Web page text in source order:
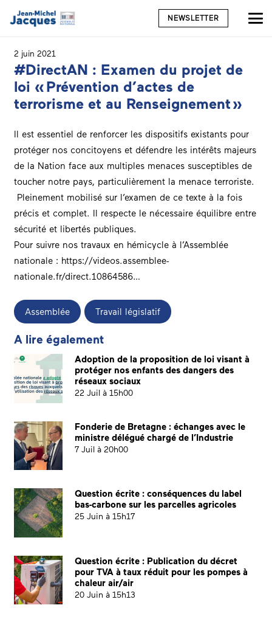
NEWSLETTER
2 juin 2021
#DirectAN : Examen du projet de
loi « Prévention d’actes de
terrorisme et au Renseignement »
Il est essentiel de renforcer les dispositifs existants pour
protéger nos concitoyens et défendre les intérêts majeurs
de la Nation face aux multiples menaces susceptibles de
toucher notre pays, particulièrement la menace terroriste.
Pleinement mobilisé sur l’examen de ce texte à la fois
précis et complet. Il respecte le nécessaire équilibre entre
sécurité et libertés publiques.
Pour suivre nos travaux en hémicycle à l’Assemblée
nationale: https://videos.assemblee-
nationale.fr/direct.10864586…
Assemblée Travail législatif
A lire également
Adoption de la proposition de loi visant à
protéger nos enfants des dangers des
réseaux sociaux
22 Juil à 15h00
Fonderie de Bretagne : échanges avec le
ministre délégué chargé de l’Industrie
7 Juil à 20h00
Question écrite : conséquences du label
bas-carbone sur les parcelles agricoles
25 Juin à 15h17
Question écrite : Publication du décret
pour TVA à taux réduit pour les pompes à
chaleur air/air
20 Juin à 15h13